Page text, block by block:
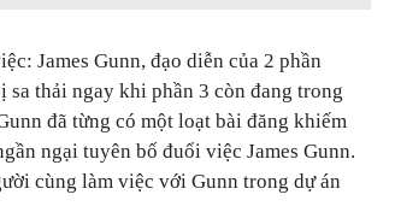
James Gunn, đạo diễn của 2 phần
sa thải ngay khi phần 3 còn đang trong
đã từng có một loạt bài đăng khiếm
ngại tuyên bố đuổi việc James Gunn.
cùng làm việc với Gunn trong dự án